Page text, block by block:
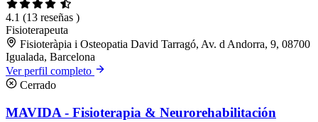
4.1 (13 reseñas )
Fisioterapeuta
Fisioteràpia i Osteopatia David Tarragó, Av. d Andorra, 9, 08700
Igualada, Barcelona
Ver perfil completo
Cerrado
MAVIDA - Fisioterapia & Neurorehabilitación